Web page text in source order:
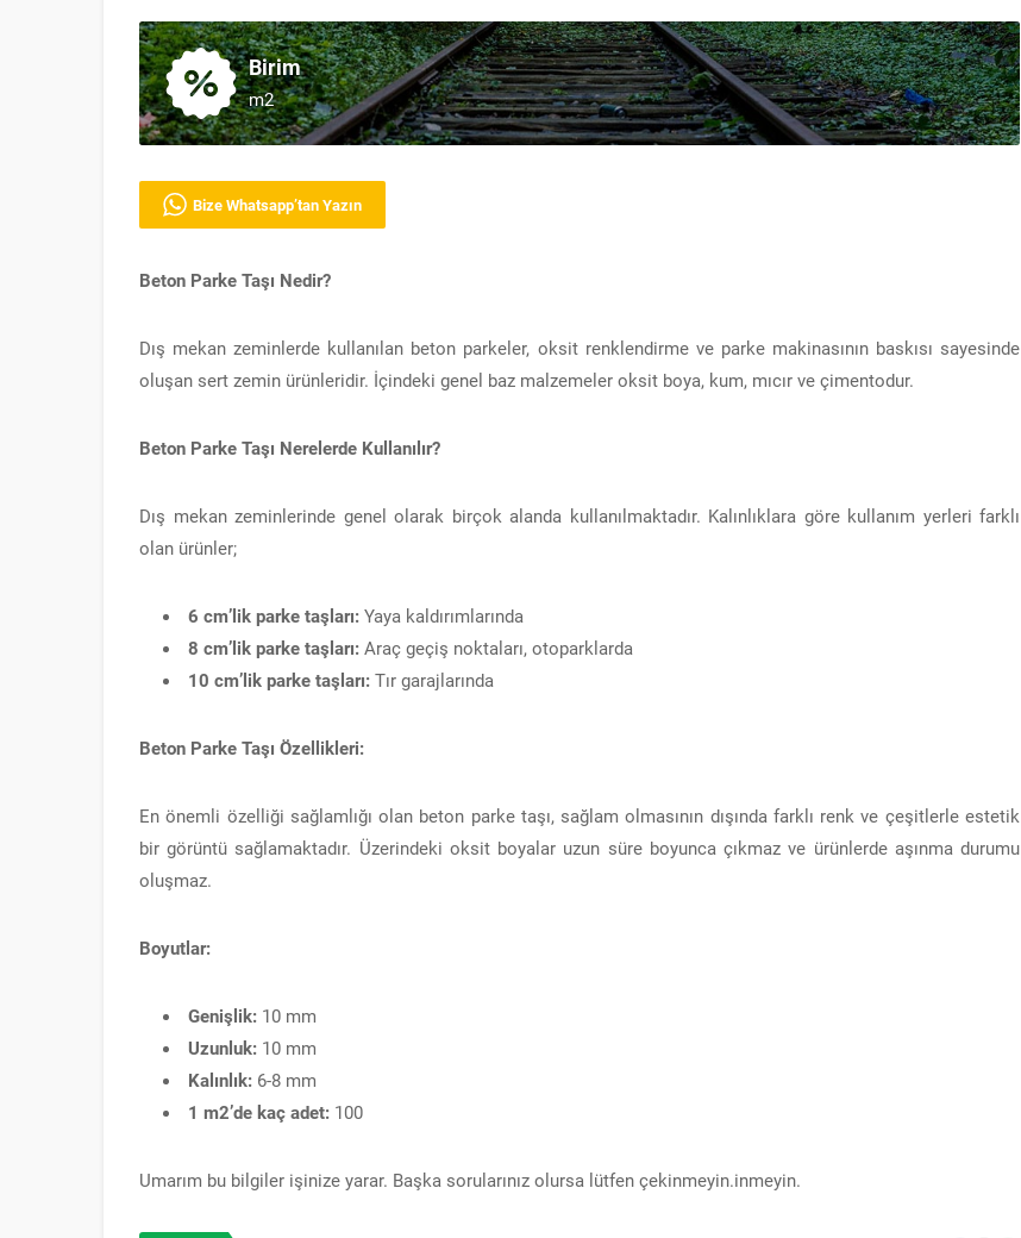
Birim
m2
Bize Whatsapp’tan Yazın
Beton Parke Taşı Nedir?
Dış mekan zeminlerde kullanılan beton parkeler, oksit renklendirme ve parke makinasının baskısı sayesinde
oluşan sert zemin ürünleridir. İçindeki genel baz malzemeler oksit boya, kum, mıcır ve çimentodur.
Beton Parke Taşı Nerelerde Kullanılır?
Dış mekan zeminlerinde genel olarak birçok alanda kullanılmaktadır. Kalınlıklara göre kullanım yerleri farklı
olan ürünler;
6 cm’lik parke taşları: Yaya kaldırımlarında
8 cm’lik parke taşları: Araç geçiş noktaları, otoparklarda
10 cm’lik parke taşları: Tır garajlarında
Beton Parke Taşı Özellikleri:
En önemli özelliği sağlamlığı olan beton parke taşı, sağlam olmasının dışında farklı renk ve çeşitlerle estetik
bir görüntü sağlamaktadır. Üzerindeki oksit boyalar uzun süre boyunca çıkmaz ve ürünlerde aşınma durumu
oluşmaz.
Boyutlar:
Genişlik: 10 mm
Uzunluk: 10 mm
Kalınlık: 6-8 mm
1 m2’de kaç adet: 100
Umarım bu bilgiler işinize yarar. Başka sorularınız olursa lütfen çekinmeyin.inmeyin.